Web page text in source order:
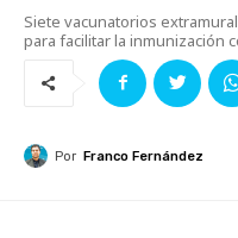
Siete vacunatorios
para facilitar la inmunización
Por Franco Fernández